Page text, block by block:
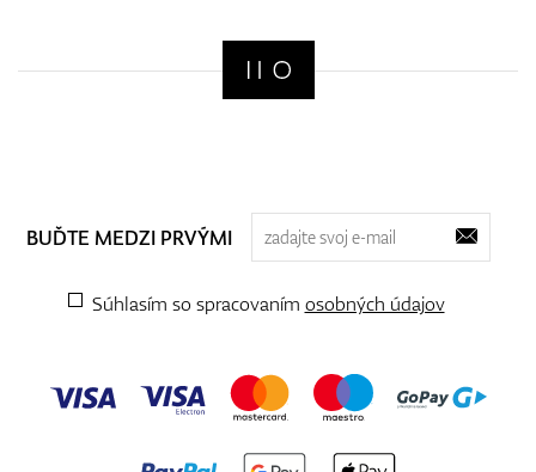
BUĎTE MEDZI PRVÝMI
Súhlasím so spracovaním osobných údajov